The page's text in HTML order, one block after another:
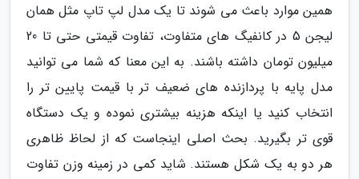
همین موارد باعث می شوند تا یک مدل لپ تاپ مثل همان
لیجن 5 در کانفیگ های متفاوت، تفاوت قیمتی حتی تا 20
میلیون تومان داشته باشند. به این معنا که شما می توانید
مدل پایه با پردازنده های ضعیف تر با قیمت پایین تر را
انتخاب کنید یا اینکه هزینه بیشتری نموده و یک دستگاه
قوی تر بگیرید. بحث اصلی اینجاست که از لحاظ ظاهری
هر دو به یک شکل هستند. شاید کمی در زمینه وزن تفاوت